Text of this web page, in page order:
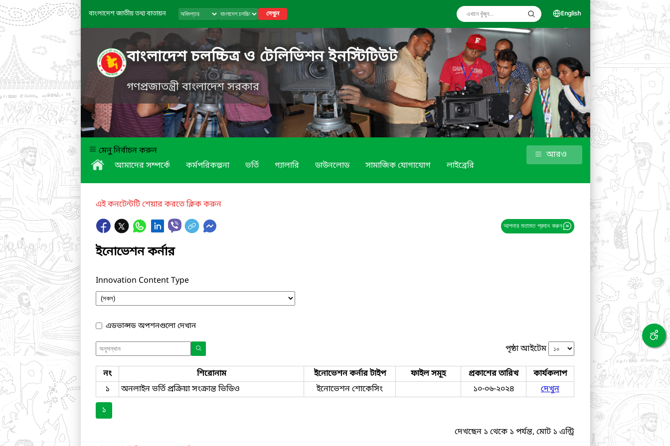
বাংলাদেশ জাতীয় তথ্য বাতায়ন দেখুন English
বাংলাদেশ চলচ্চিত্র ও টেলিভিশন ইনস্টিটিউট
গণপ্রজাতন্ত্রী বাংলাদেশ সরকার
মেনু নির্বাচন করুন
আমাদের সম্পর্কে
কর্মপরিকল্পনা ভর্তি গ্যালারি ডাউনলোড সামাজিক যোগাযোগ লাইব্রেরি
আরও
এই কনটেন্টটি শেয়ার করতে ক্লিক করুন
আপনার মতামত প্রদান করুন
ইনোভেশন কর্নার
Innovation Content Type
এডভান্সড অপশনগুলো দেখান
পৃষ্ঠা আইটেম
নং শিরোনাম ইনোভেশন কর্নার টাইপ ফাইল সমূহ প্রকাশের তারিখ
কার্যকলাপ
১
অনলাইন ভর্তি প্রক্রিয়া সংক্রান্ত ভিডিও ইনোভেশন শোকেসিং ১০-০৬-২০২৪
দেখুন
১
দেখছেন ১ থেকে ১ পর্যন্ত, মোট ১ এন্ট্রি